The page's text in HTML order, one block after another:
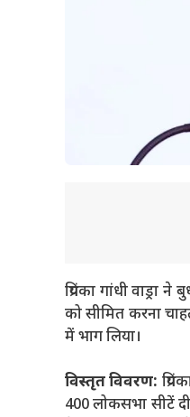
प्रियंका गांधी
को सीमित करना
में भाग लिया।
विस्तृत विवरण:
400 लोकसभा सीटें